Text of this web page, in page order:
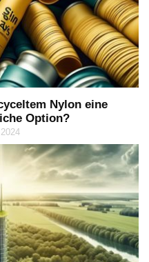
Nylon eine
Option?